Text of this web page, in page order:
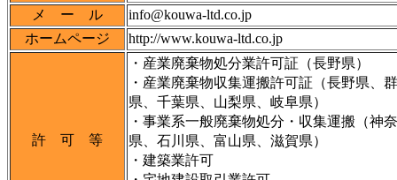
メ ー ル info@kouwa-ltd.co.jp
ホームページ http://www.kouwa-ltd.co.jp
許 可 等
・産業廃棄物処分業許可証（長野県）
・産業廃棄物収集運搬許可証（長野県、
県、千葉県、山梨県、岐阜県）
・事業系一般廃棄物処分・収集運搬（神
県、石川県、富山県、滋賀県）
・建築業許可